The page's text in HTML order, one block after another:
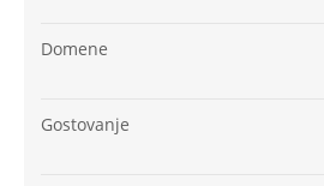
Domene
Gostovanje